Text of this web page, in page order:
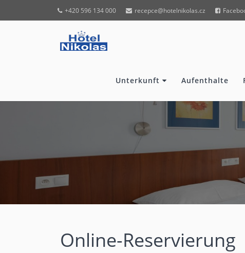
+420 596 134 000 recepce@hotelnikolas.cz
Unterkunft Aufenthalte
Online-Reservierung